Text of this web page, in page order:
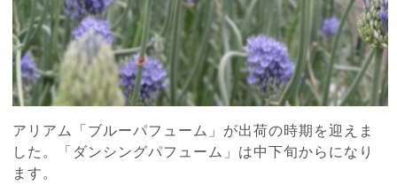
アリアム「ブルーパフューム」が出荷の時期を迎えま
した。「ダンシングパフューム」は中下旬からになり
ます。